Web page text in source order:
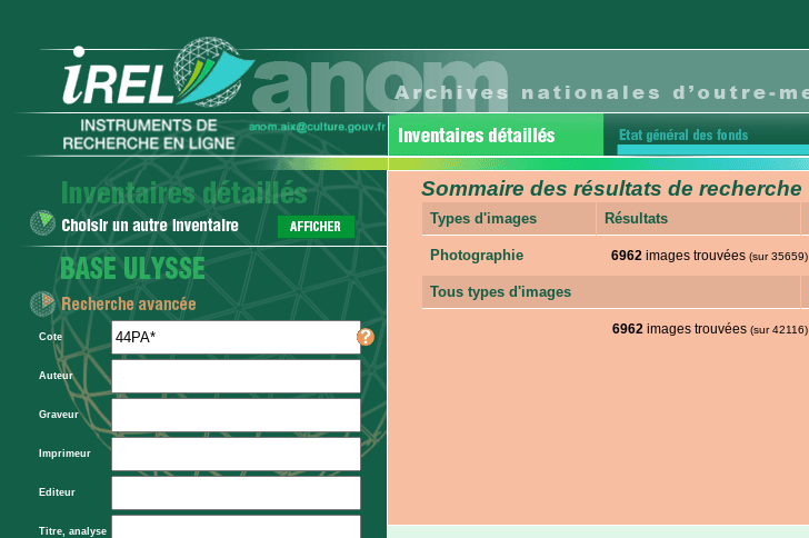
Cote
Auteur
Graveur
Imprimeur
Editeur
Titre, analyse
Sommaire des résultats de recherche
Types d'images Résultats
Photographie 6962 images trouvées (sur 35659)
Tous types d'images
6962 images trouvées (sur 42116)